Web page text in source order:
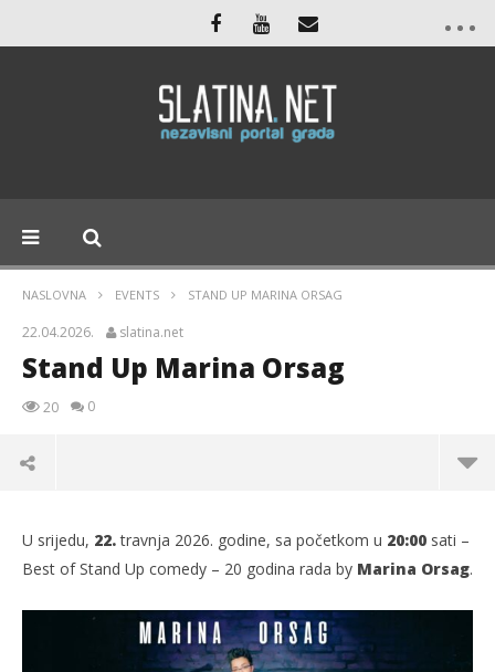
NASLOVNA EVENTS STAND UP MARINA ORSAG
22.04.2026. slatina.net
Stand Up Marina Orsag
20 0
U srijedu, 22.travnja 2026. godine, sa početkom u 20:00 sati –
Best of Stand Up comedy – 20 godina rada by Marina Orsag.